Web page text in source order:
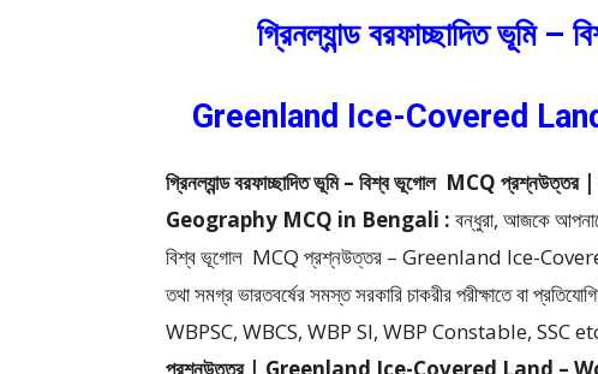
গ্রিনল্যান্ড বরফাচ্ছাদিত ভূমি
Greenland Ice-Covered
গ্রিনল্যান্ড বরফাচ্ছাদিত ভূমি – বিশ্ব ভূগোল MCQ
Geography MCQ in Bengali : বন্ধুরা, আজকে
বিশ্ব ভূগোল MCQ প্রশ্নউত্তর – Greenland Ice-
তথা সমগ্র ভারতবর্ষের সমস্ত সরকারি চাকরীর পরীক্ষাতে বা
WBPSC, WBCS, WBP SI, WBP Constable, SSC